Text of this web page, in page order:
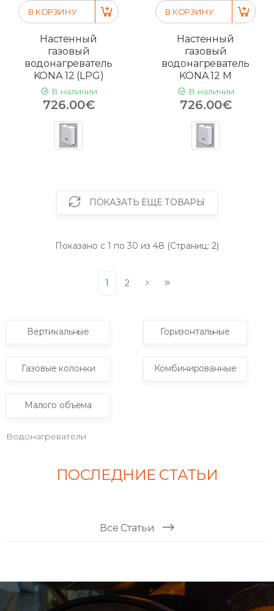
В КОРЗИНУ
Настенный
газовый
водонагреватель
KONA 12 (LPG)
В наличии
726.00€
В КОРЗИНУ
Настенный
газовый
водонагреватель
KONA 12 M
В наличии
726.00€
ПОКАЗАТЬ ЕЩЕ ТОВАРЫ
Показано с 1 по 30 из 48 (Страниц: 2)
1 2
Вертикальные Горизонтальные
Газовые колонки Комбинированные
Малого объема
Водонагреватели
ПОСЛЕДНИЕ СТАТЬИ
Все Статьи